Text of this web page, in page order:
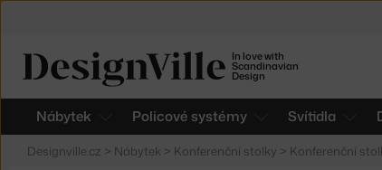
In love with
Scandinavian
Design
Nábytek Policové systémy Svítidla
Designville.cz > Nábytek > Konferenční stolky > Konferenční